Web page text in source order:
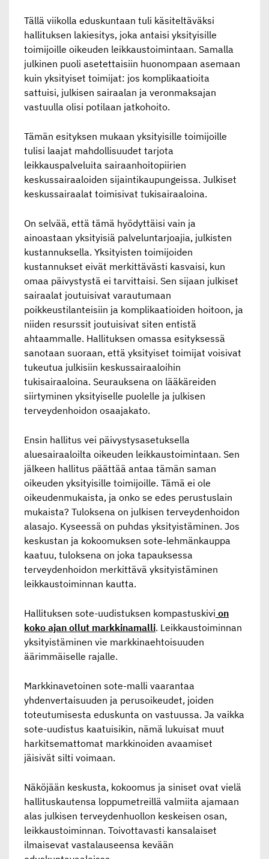
Tällä viikolla eduskuntaan tuli käsiteltäväksi
hallituksen lakiesitys, joka antaisi yksityisille
toimijoille oikeuden leikkaustoimintaan. Samalla
julkinen puoli asetettaisiin huonompaan asemaan
kuin yksityiset toimijat: jos komplikaatioita
sattuisi, julkisen sairaalan ja veronmaksajan
vastuulla olisi potilaan jatkohoito.
Tämän esityksen mukaan yksityisille toimijoille
tulisi laajat mahdollisuudet tarjota
leikkauspalveluita sairaanhoitopiirien
keskussairaaloiden sijaintikaupungeissa. Julkiset
keskussairaalat toimisivat tukisairaaloina.
On selvää, että tämä hyödyttäisi vain ja
ainoastaan yksityisiä palveluntarjoajia, julkisten
kustannuksella. Yksityisten toimijoiden
kustannukset eivät merkittävästi kasvaisi, kun
omaa päivystystä ei tarvittaisi. Sen sijaan julkiset
sairaalat joutuisivat varautumaan
poikkeustilanteisiin ja komplikaatioiden hoitoon, ja
niiden resurssit joutuisivat siten entistä
ahtaammalle. Hallituksen omassa esityksessä
sanotaan suoraan, että yksityiset toimijat voisivat
tukeutua julkisiin keskussairaaloihin
tukisairaaloina. Seurauksena on lääkäreiden
siirtyminen yksityiselle puolelle ja julkisen
terveydenhoidon osaajakato.
Ensin hallitus vei päivystysasetuksella
aluesairaaloilta oikeuden leikkaustoimintaan. Sen
jälkeen hallitus päättää antaa tämän saman
oikeuden yksityisille toimijoille. Tämä ei ole
oikeudenmukaista, ja onko se edes perustuslain
mukaista? Tuloksena on julkisen terveydenhoidon
alasajo. Kyseessä on puhdas yksityistäminen. Jos
keskustan ja kokoomuksen sote-lehmänkauppa
kaatuu, tuloksena on joka tapauksessa
terveydenhoidon merkittävä yksityistäminen
leikkaustoiminnan kautta.
Hallituksen sote-uudistuksen kompastuskivi on
koko ajan ollut markkinamalli. Leikkaustoiminnan
yksityistäminen vie markkinaehtoisuuden
äärimmäiselle rajalle.
Markkinavetoinen sote-malli vaarantaa
yhdenvertaisuuden ja perusoikeudet, joiden
toteutumisesta eduskunta on vastuussa. Ja vaikka
sote-uudistus kaatuisikin, nämä lukuisat muut
harkitsemattomat markkinoiden avaamiset
jäisivät silti voimaan.
Näköjään keskusta, kokoomus ja siniset ovat vielä
hallituskautensa loppumetreillä valmiita ajamaan
alas julkisen terveydenhuollon keskeisen osan,
leikkaustoiminnan. Toivottavasti kansalaiset
ilmaisevat vastalauseensa kevään